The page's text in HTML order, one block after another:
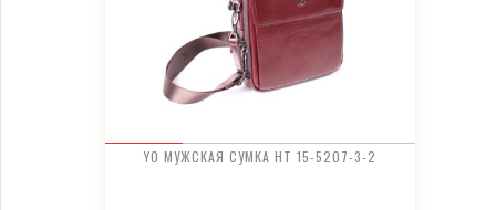
YO МУЖСКАЯ СУМКА HT 15-5207-3-2